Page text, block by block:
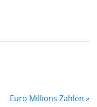
Euro Millions Zahlen »